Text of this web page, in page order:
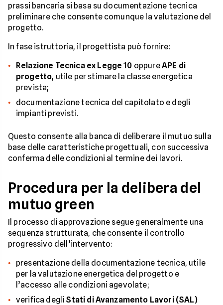
prassi bancaria si basa su documentazione tecnica
preliminare che consente comunque la valutazione del
progetto.
In fase istruttoria, il progettista può fornire:
Relazione Tecnica ex Legge 10 oppureAPE di
progetto, utile per stimare la classe energetica
prevista;
documentazione tecnica del capitolato e degli
impianti previsti.
Questo consente alla banca di deliberare il mutuo sulla
base delle caratteristiche progettuali, con successiva
conferma delle condizioni al termine dei lavori.
Procedura per la delibera del
mutuo green
Il processo di approvazione segue generalmente una
sequenza strutturata, che consente il controllo
progressivo dell’intervento:
presentazione della documentazione tecnica, utile
per la valutazione energetica del progetto e
l’accesso alle condizioni agevolate;
verifica degli Stati di Avanzamento Lavori (SAL)